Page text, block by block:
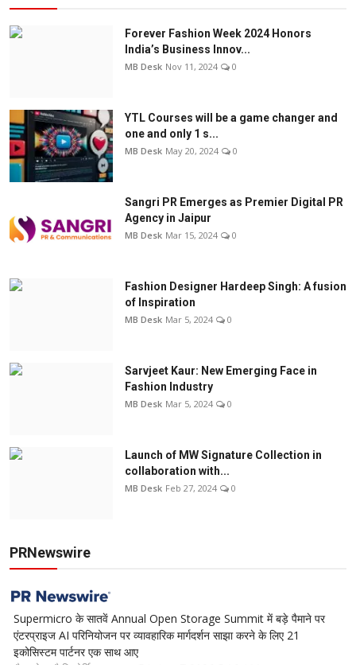
Forever Fashion Week 2024 Honors
India’s Business Innov...
MB Desk Nov 11, 2024 0
YTL Courses will be a game changer and
one and only 1 s...
MB Desk May 20, 2024 0
Sangri PR Emerges as Premier Digital PR
Agency in Jaipur
MB Desk Mar 15, 2024 0
Fashion Designer Hardeep Singh: A fusion
of Inspiration
MB Desk Mar 5, 2024 0
Sarvjeet Kaur: New Emerging Face in
Fashion Industry
MB Desk Mar 5, 2024 0
Launch of MW Signature Collection in
collaboration with...
MB Desk Feb 27, 2024 0
PRNewswire
Supermicro के सातवें Annual Open Storage Summit में बड़े पैमाने पर
एंटरप्राइज AI परिनियोजन पर व्यावहारिक मार्गदर्शन साझा करने के लिए 21
इकोसिस्टम पार्टनर एक साथ आए